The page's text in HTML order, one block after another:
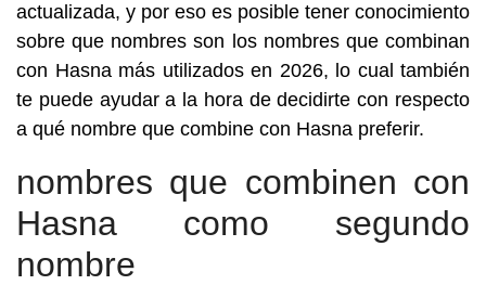
actualizada, y por eso es posible tener conocimiento
sobre que nombres son los nombres que combinan
con Hasna más utilizados en 2026, lo cual también
te puede ayudar a la hora de decidirte con respecto
a qué nombre que combine con Hasna preferir.
nombres que combinen con
Hasna como segundo
nombre